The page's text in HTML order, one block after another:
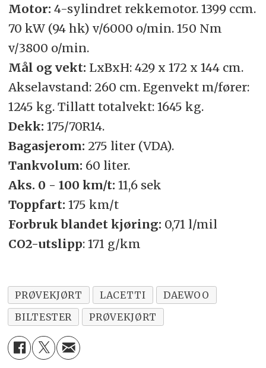
Motor: 4-sylindret rekkemotor. 1399 ccm.
70 kW (94 hk) v/6000 o/min. 150 Nm
v/3800 o/min.
Mål og vekt: LxBxH: 429 x 172 x 144 cm.
Akselavstand: 260 cm. Egenvekt m/fører:
1245 kg. Tillatt totalvekt: 1645 kg.
Dekk: 175/70R14.
Bagasjerom: 275 liter (VDA).
Tankvolum: 60 liter.
Aks. 0 - 100 km/t: 11,6 sek
Toppfart: 175 km/t
Forbruk blandet kjøring: 0,71 l/mil
CO2-utslipp: 171 g/km
PRØVEKJØRT LACETTI
DAEWOO
BILTESTER
PRØVEKJØRT